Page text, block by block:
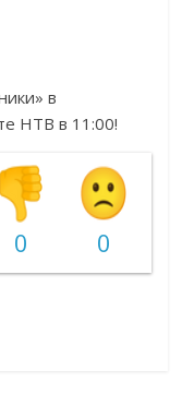
в
НТВ в 11:00!
0 0